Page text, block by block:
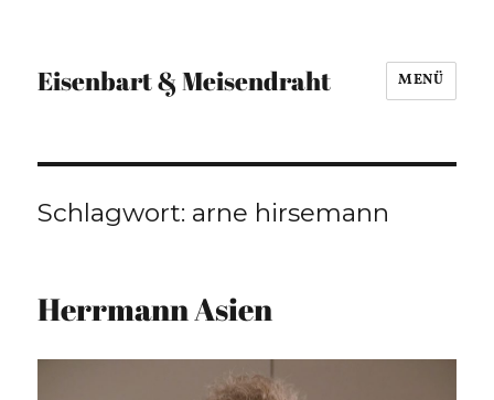
Eisenbart & Meisendraht MENÜ
Schlagwort: arne hirsemann
Herrmann Asien